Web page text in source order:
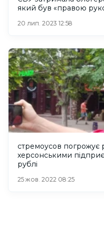
який був «правою
20 лип. 2023 12:58
стремоусов
херсонськими
рублі
25 жов. 2022 08:25